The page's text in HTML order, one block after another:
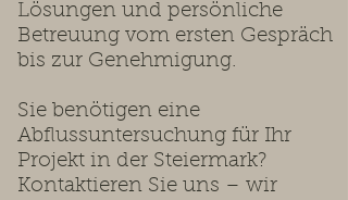
Lösungen und persönliche
Betreuung vom ersten Gespräch
bis zur Genehmigung.
Sie benötigen eine
Abflussuntersuchung für Ihr
Projekt in der Steiermark?
Kontaktieren Sie uns – wir